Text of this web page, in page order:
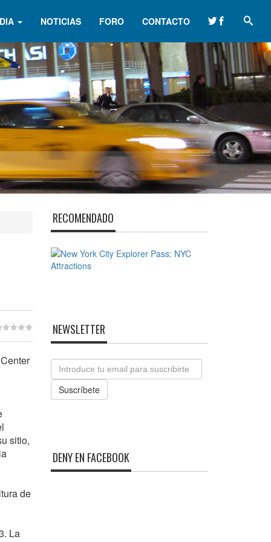
NOTICIAS FORO CONTACTO
sitio,
de
La
RECOMENDADO
NEWSLETTER
Email
Suscríbete
DENY EN FACEBOOK